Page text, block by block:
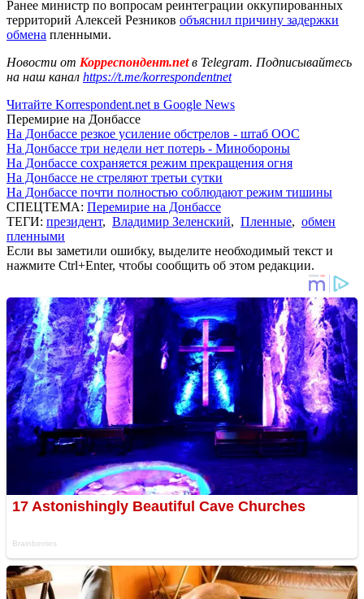
Ранее министр по вопросам реинтеграции оккупированных
территорий Алексей Резников объяснил причину задержки
обмена пленными.
Новости от Корреспондент.netв Telegram. Подписывайтесь
на наш канал https://t.me/korrespondentnet
Читайте Korrespondent.net в Google News
Перемирие на Донбассе
На Донбассе резкое усиление обстрелов - штаб ООС
На Донбассе три недели нет потерь - Минобороны
На Донбассе сохраняется режим прекращения огня
На Донбассе не стреляют третьи сутки
На Донбассе почти полностью соблюдают режим тишины
СПЕЦТЕМА: Перемирие на Донбассе
ТЕГИ: президент, Владимир Зеленский, Пленные, обмен
пленными
Если вы заметили ошибку, выделите необходимый текст и
нажмите Ctrl+Enter, чтобы сообщить об этом редакции.